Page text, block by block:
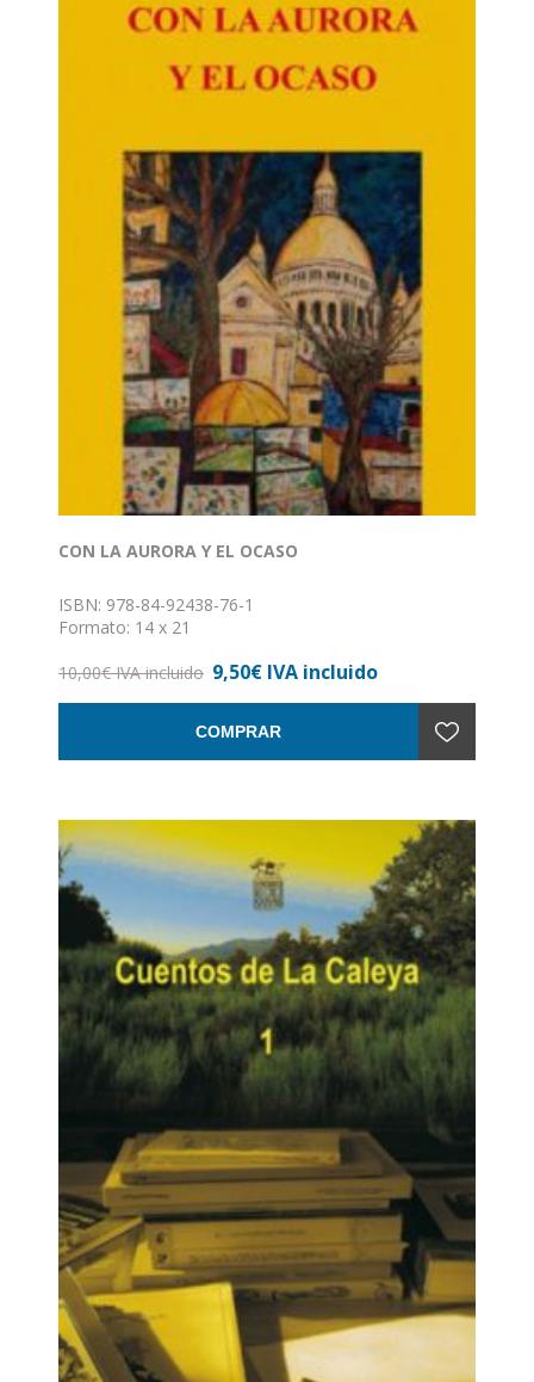
CON LA AURORA Y EL OCASO
ISBN: 978-84-92438-76-1
Formato: 14 x 21
Encuadernación: Rústica con solapas
10,00€ IVA incluido 9,50€ IVA incluido
COMPRAR